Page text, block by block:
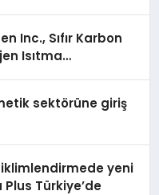
Inc., Sıfır Karbon
Isıtma
sektörüne giriş
iklimlendirmede yeni
Türkiye’de